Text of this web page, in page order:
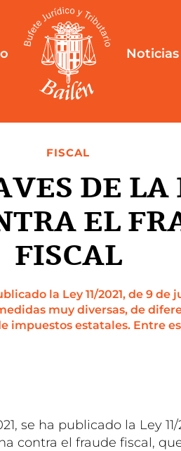
Noticias
FISCAL
DE
EL
FISCAL
la Ley 11/2021, de 9
muy diversas, de
impuestos estatales. Entre
se ha publicado la Ley
contra el fraude fiscal,